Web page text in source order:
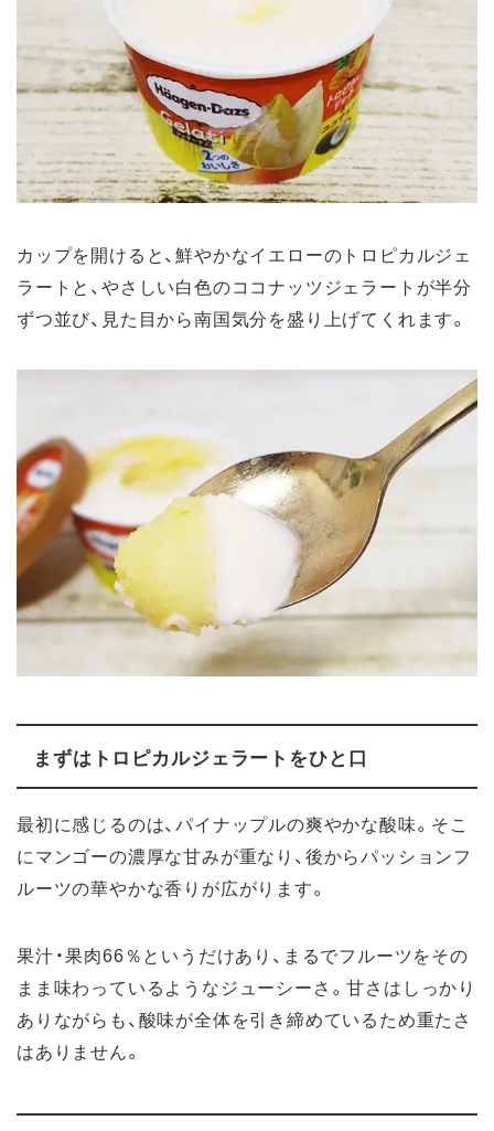
カップを開けると、鮮やかなイエローのトロピカルジェ
ラートと、やさしい白色のココナッツジェラートが半分
ずつ並び、見た目から南国気分を盛り上げてくれます。
まずはトロピカルジェラートをひと口
最初に感じるのは、パイナップルの爽やかな酸味。そこ
にマンゴーの濃厚な甘みが重なり、後からパッションフ
ルーツの華やかな香りが広がります。
果汁・果肉66％というだけあり、まるでフルーツをその
まま味わっているようなジューシーさ。甘さはしっかり
ありながらも、酸味が全体を引き締めているため重たさ
はありません。